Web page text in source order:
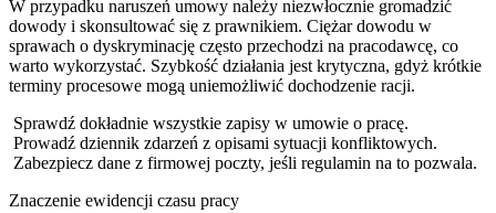
W przypadku naruszeń umowy należy niezwłocznie gromadzić
dowody i skonsultować się z prawnikiem. Ciężar dowodu w
sprawach o dyskryminację często przechodzi na pracodawcę, co
warto wykorzystać. Szybkość działania jest krytyczna, gdyż krótkie
terminy procesowe mogą uniemożliwić dochodzenie racji.
Sprawdź dokładnie wszystkie zapisy w umowie o pracę.
Prowadź dziennik zdarzeń z opisami sytuacji konfliktowych.
Zabezpiecz dane z firmowej poczty, jeśli regulamin na to pozwala.
Znaczenie ewidencji czasu pracy